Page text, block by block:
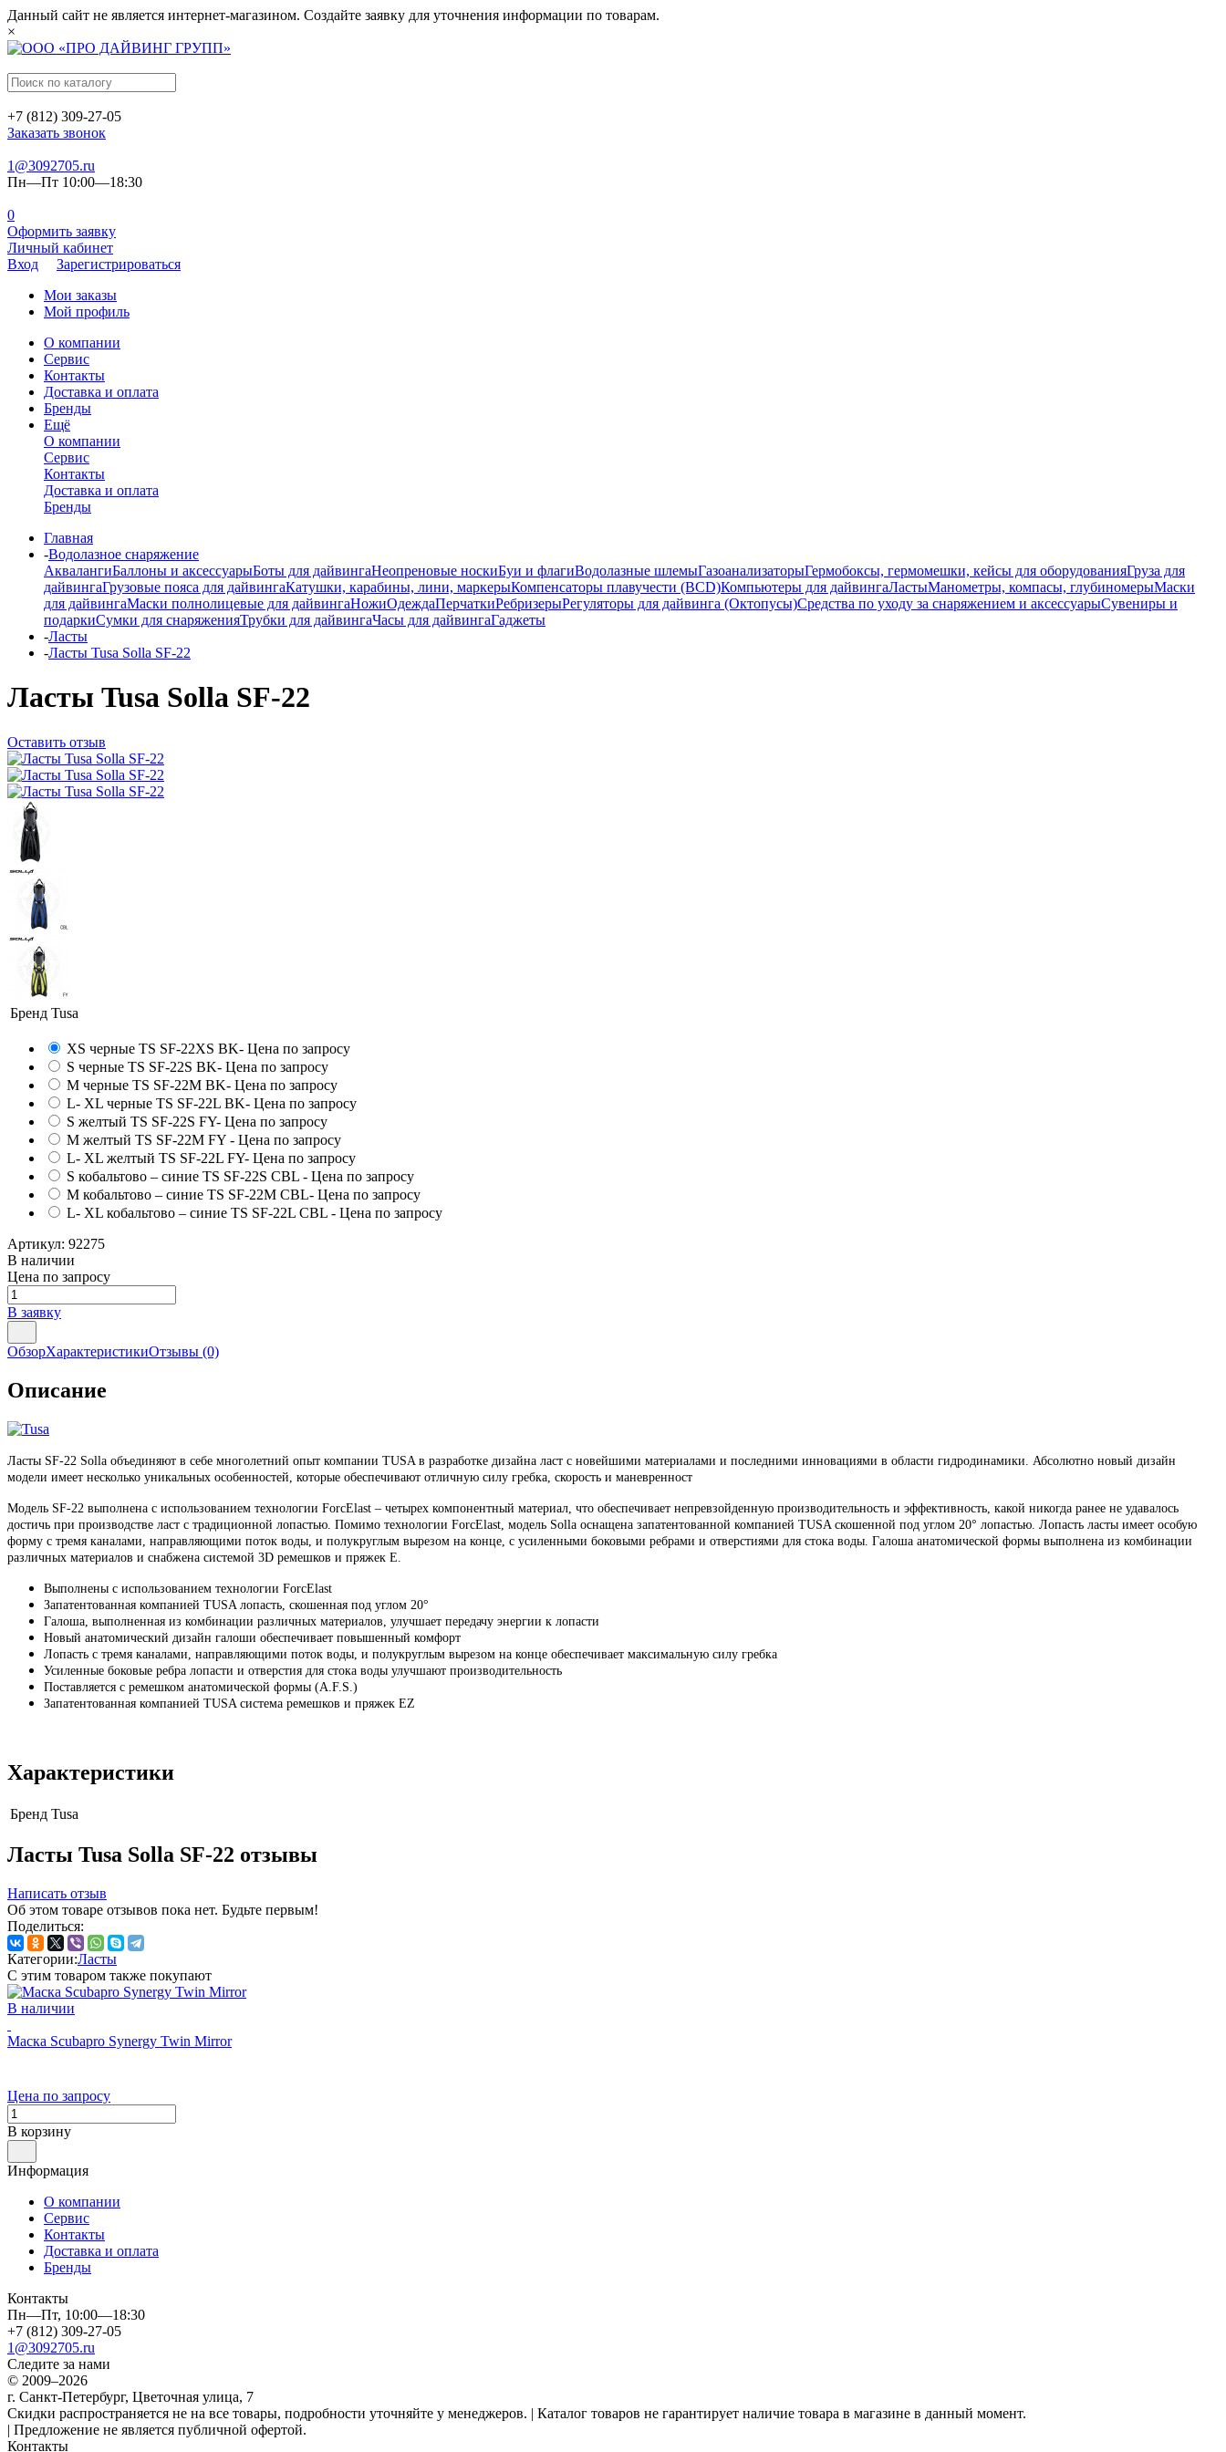
Данный сайт не является интернет-магазином. Создайте заявку для уточнения информации по товарам.
×
+7 (812) 309-27-05
Заказать звонок
1@3092705.ru
Пн—Пт 10:00—18:30
0
Оформить заявку
Личный кабинет
Вход
Зарегистрироваться
Мои заказы
Мой профиль
О компании
Сервис
Контакты
Доставка и оплата
Бренды
Ещё
О компании
Сервис
Контакты
Доставка и оплата
Бренды
Главная
-Водолазное снаряжение
АквалангиБаллоны и аксессуарыБоты для дайвингаНеопреновые носкиБуи и флагиВодолазные шлемыГазоанализаторыГермобоксы, гермомешки, кейсы для оборудованияГруза для
дайвингаГрузовые пояса для дайвингаКатушки, карабины, лини, маркерыКомпенсаторы плавучести (BCD)Компьютеры для дайвингаЛастыМанометры, компасы, глубиномерыМаски
для дайвингаМаски полнолицевые для дайвингаНожиОдеждаПерчаткиРебризерыРегуляторы для дайвинга (Октопусы)Средства по уходу за снаряжением и аксессуарыСувениры и
подаркиСумки для снаряженияТрубки для дайвингаЧасы для дайвингаГаджеты
-Ласты
-Ласты Tusa Solla SF-22
Ласты Tusa Solla SF-22
Оставить отзыв
Бренд Tusa
XS черные TS SF-22XS BK- Цена по запросу
S черные TS SF-22S BK- Цена по запросу
M черные TS SF-22M BK- Цена по запросу
L- XL черные TS SF-22L BK- Цена по запросу
S желтый TS SF-22S FY- Цена по запросу
M желтый TS SF-22M FY - Цена по запросу
L- XL желтый TS SF-22L FY- Цена по запросу
S кобальтово – синие TS SF-22S CBL - Цена по запросу
M кобальтово – синие TS SF-22M CBL- Цена по запросу
L- XL кобальтово – синие TS SF-22L CBL - Цена по запросу
Артикул: 92275
В наличии
Цена по запросу
В заявку
ОбзорХарактеристикиОтзывы (0)
Описание
Ласты SF-22 Solla объединяют в себе многолетний опыт компании TUSA в разработке дизайна ласт с новейшими материалами и последними инновациями в области гидродинамики. Абсолютно новый дизайн
модели имеет несколько уникальных особенностей, которые обеспечивают отличную силу гребка, скорость и маневренност
Модель SF-22 выполнена с использованием технологии ForcElast – четырех компонентный материал, что обеспечивает непревзойденную производительность и эффективность, какой никогда ранее не удавалось
достичь при производстве ласт с традиционной лопастью. Помимо технологии ForcElast, модель Solla оснащена запатентованной компанией TUSA скошенной под углом 20° лопастью. Лопасть ласты имеет особую
форму с тремя каналами, направляющими поток воды, и полукруглым вырезом на конце, с усиленными боковыми ребрами и отверстиями для стока воды. Галоша анатомической формы выполнена из комбинации
различных материалов и снабжена системой 3D ремешков и пряжек E.
Выполнены с использованием технологии ForcElast
Запатентованная компанией TUSA лопасть, скошенная под углом 20°
Галоша, выполненная из комбинации различных материалов, улучшает передачу энергии к лопасти
Новый анатомический дизайн галоши обеспечивает повышенный комфорт
Лопасть с тремя каналами, направляющими поток воды, и полукруглым вырезом на конце обеспечивает максимальную силу гребка
Усиленные боковые ребра лопасти и отверстия для стока воды улучшают производительность
Поставляется с ремешком анатомической формы (A.F.S.)
Запатентованная компанией TUSA система ремешков и пряжек EZ
Характеристики
Бренд Tusa
Ласты Tusa Solla SF-22 отзывы
Написать отзыв
Об этом товаре отзывов пока нет. Будьте первым!
Поделиться:
Категории:Ласты
С этим товаром также покупают
В наличии
Маска Scubapro Synergy Twin Mirror
Цена по запросу
В корзину
Информация
О компании
Сервис
Контакты
Доставка и оплата
Бренды
Контакты
Пн—Пт, 10:00—18:30
+7 (812) 309-27-05
1@3092705.ru
Следите за нами
© 2009–2026
г. Санкт-Петербург, Цветочная улица, 7
Скидки распространяется не на все товары, подробности уточняйте у менеджеров. | Каталог товаров не гарантирует наличие товара в магазине в данный момент.
| Предложение не является публичной офертой.
Контакты